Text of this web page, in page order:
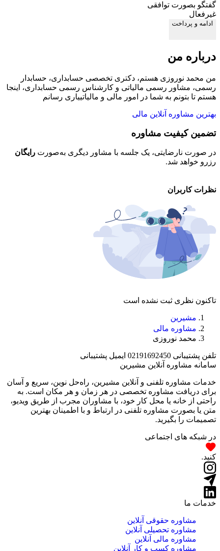
گفتگو بصورت توافقی
غیرفعال
ادامه و پرداخت
درباره من
من محمد نوروزی هستم، دکتری تخصصی حسابداری، حسابدار
رسمی، مشاور رسمی مالیاتی و کارشناس رسمی حسابداری، اینجا
هستم تا بتونم به شما در امور مالی و مالیاتییاری رسانم
بهترین مشاوره آنلاین مالی
تضمین کیفیت مشاوره
در صورت نارضایتی، یک جلسه با مشاور دیگری به‌صورت رایگان
رزرو خواهد شد.
نظرات کاربران
تاکنون نظری ثبت نشده است
مشیرین
مشاوره مالی
محمد نوروزی
تلفن پشتیبانی 02191692450 ایمیل پشتیبانی
سامانه مشاوره آنلاین مشیرین
خدمات مشاوره تلفنی و آنلاین مشیرین، راه‌‌حل نوین، سریع و آسان
برای دریافت مشاوره تخصصی در هر زمان و هر مکان است. به
راحتی از خانه یا محل کار خود، با مشاوران مجرب از طریق ویدیو،
متن یا بصورت مشاوره تلفنی در ارتباط و با اطمینان بهترین
تصمیمات را بگیرید.
در شبکه های اجتماعی
کنید.
خدمات ما
مشاوره حقوقی آنلاین
مشاوره تحصیلی آنلاین
مشاوره مالی آنلاین
مشاوره کسب و کار آنلاین